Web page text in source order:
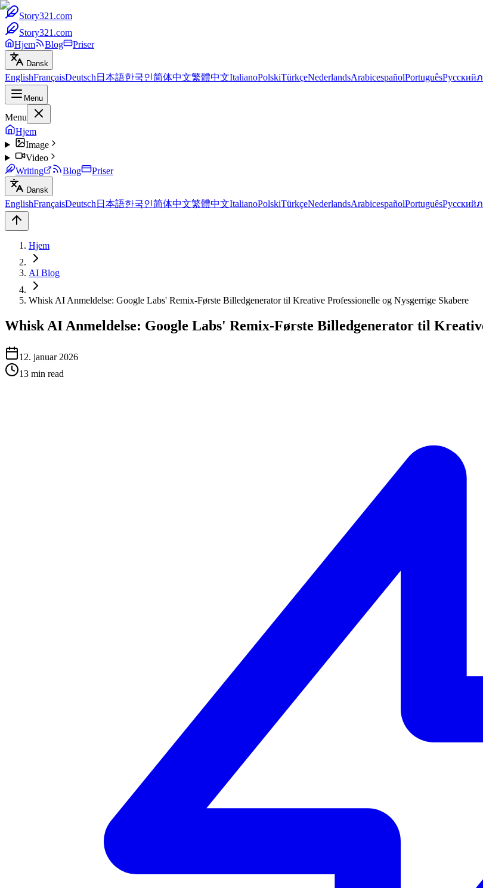
Story321.com
Story321.com
Hjem
Blog Priser
Dansk
EnglishFrançaisDeutsch 日本語한국인简体中文繁體中文ItalianoPolskiTürkçeNederlandsArabicespañolPortuguêsРусский
Menu
Menu
Hjem
Image
Video
Writing
Blog Priser
Dansk
EnglishFrançaisDeutsch 日本語한국인简体中文繁體中文ItalianoPolskiTürkçeNederlandsArabicespañolPortuguêsРусский
Hjem
AI Blog
Whisk AI Anmeldelse: Google Labs' Remix-Første Billedgenerator til Kreative Professionelle og Nysgerrige Skabere
Whisk AI Anmeldelse: Google Labs' Remix-Første Billedgenerator til
12. januar 2026
13 min read